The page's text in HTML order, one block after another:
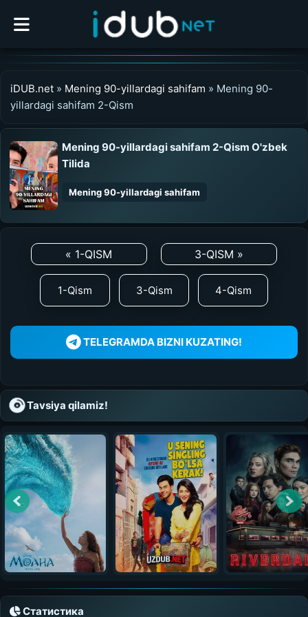
iDUB.net » Mening 90-yillardagi sahifam » Mening 90-
yillardagi sahifam 2-Qism
Mening 90-yillardagi sahifam 2-Qism O'zbek
Tilida
Mening 90-yillardagi sahifam
0:00/0:00
UZDUB
MEDIA
« 1-QISM 3-QISM »
1-Qism 3-Qism 4-Qism
TELEGRAMDA BIZNI KUZATING!
Tavsiya qilamiz!
Статистика